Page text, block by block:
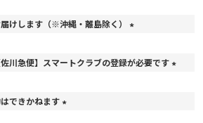
けします（※沖縄・離島除く）
須
川急便】スマートクラブの登録が必要です
できかねます